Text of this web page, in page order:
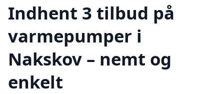
Indhent 3 tilbud på
varmepumper i
Nakskov – nemt og
enkelt